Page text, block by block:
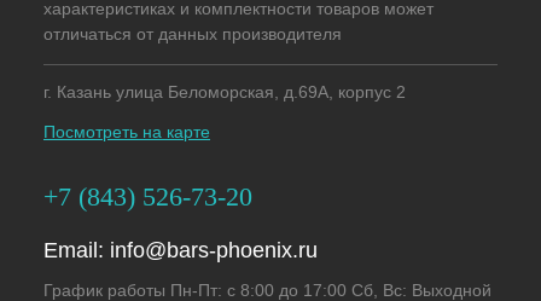
характеристиках и комплектности товаров может
отличаться от данных производителя
г. Казань улица Беломорская, д.69А, корпус 2
Посмотреть на карте
+7 (843) 526-73-20
Email: info@bars-phoenix.ru
График работы Пн-Пт: с 8:00 до 17:00 Сб, Вс: Выходной